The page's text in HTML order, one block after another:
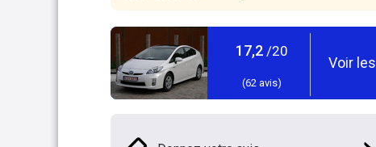
17,2 /20
(62 avis)
Voir les